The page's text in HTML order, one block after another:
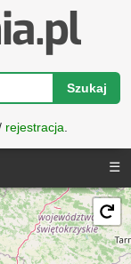
Szukaj
rejestracja
☰